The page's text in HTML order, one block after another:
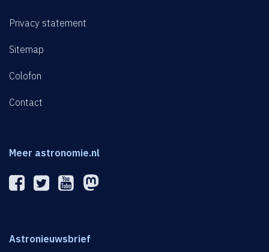
Privacy statement
Sitemap
Colofon
Contact
Meer astronomie.nl
Astronieuwsbrief